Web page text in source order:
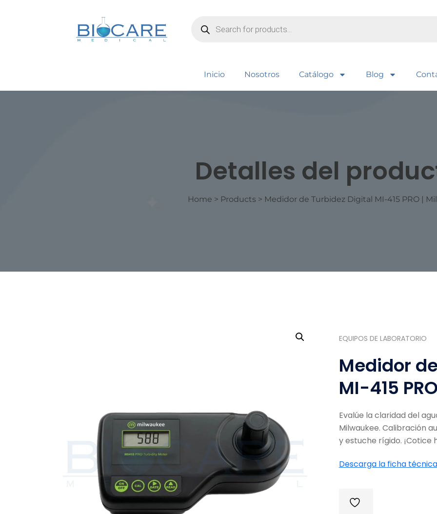
Inicio Nosotros Catálogo Blog
Detalles del
Home > Products > Medidor de Turbidez Digital MI-415 PRO |
EQUIPOS DE LABORATORIO
Medidor
MI-415
Evalúe la claridad del
Milwaukee. Calibración
y estuche rígido. ¡Cotice
Descarga la ficha